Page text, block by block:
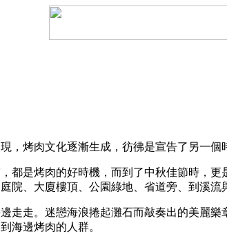
烤肉文化逐漸生成，彷彿是宣告了另一個
是烤肉的好時機，而到了中秋佳節時，更
院、大廈樓頂、公園綠地、省道旁、到溪流
走。迷戀海浪捲起灘石而敲奏出的美麗樂
海邊烤肉的人群。